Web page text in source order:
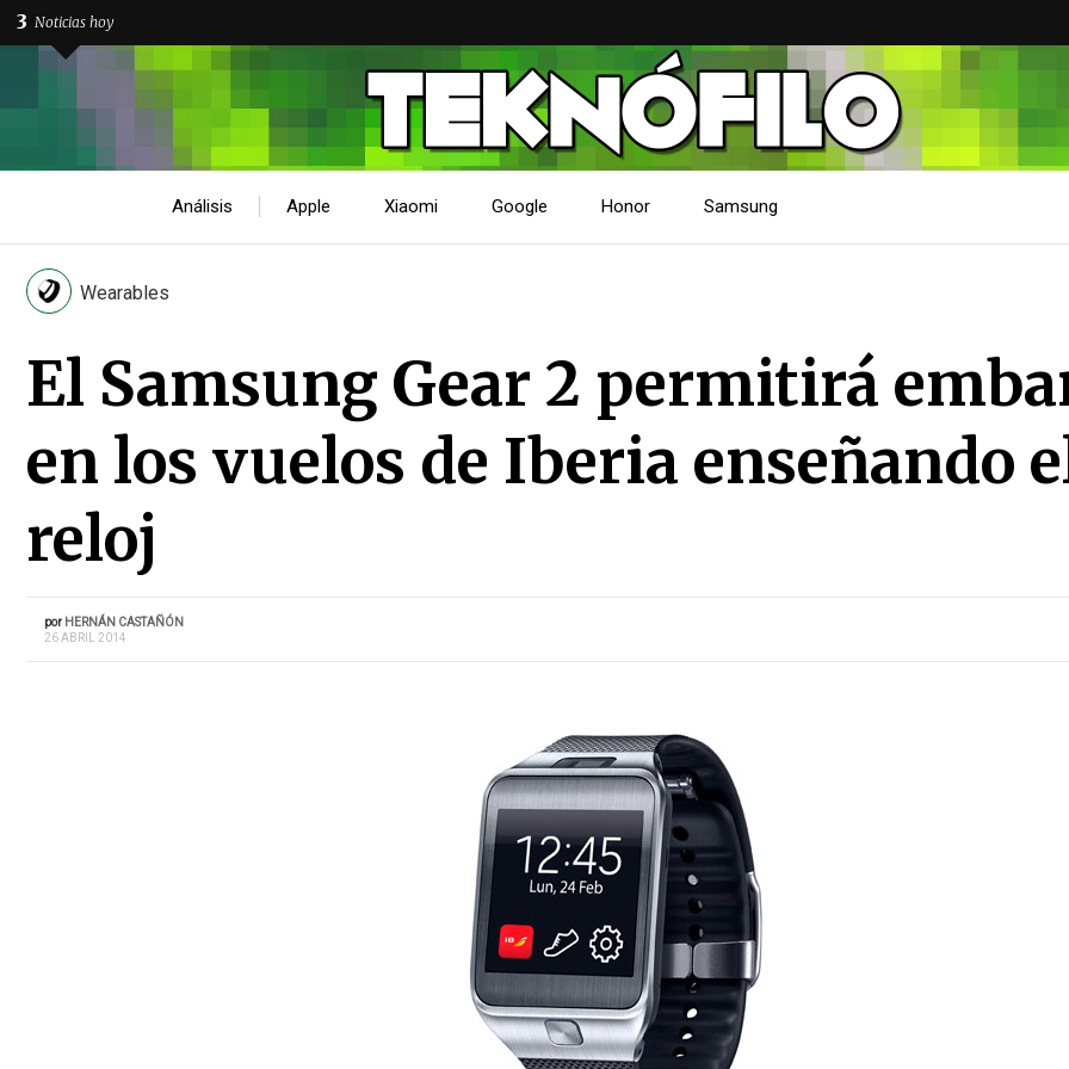
3 Noticias hoy
Análisis Apple Xiaomi Google Honor Samsung
Wearables
El Samsung Gear 2 permitirá
en los vuelos de Iberia enseñando
reloj
por HERNÁN CASTAÑÓN
26 ABRIL 2014